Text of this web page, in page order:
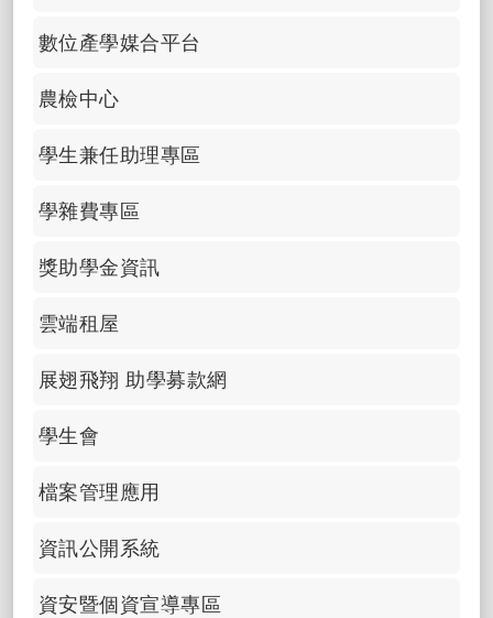
數位產學媒合平台
農檢中心
學生兼任助理專區
學雜費專區
獎助學金資訊
雲端租屋
展翅飛翔 助學募款網
學生會
檔案管理應用
資訊公開系統
資安暨個資宣導專區